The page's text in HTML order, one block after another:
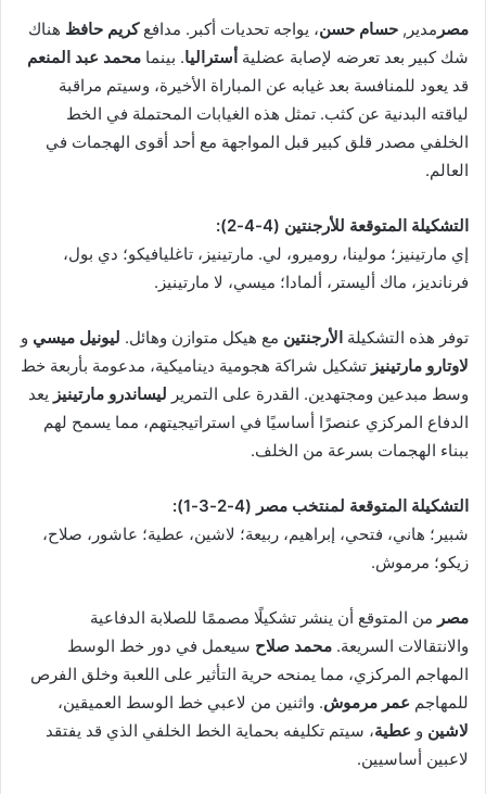
مصر مدير, حسام حسن، يواجه تحديات أكبر. مدافعكريم حافظ هناك
شك كبير بعد تعرضه لإصابة عضلية أستراليا. بينما محمد عبد المنعم
قد يعود للمنافسة بعد غيابه عن المباراة الأخيرة، وسيتم مراقبة
لياقته البدنية عن كثب. تمثل هذه الغيابات المحتملة في الخط
الخلفي مصدر قلق كبير قبل المواجهة مع أحد أقوى الهجمات في
العالم.
التشكيلة المتوقعة للأرجنتين (4-4-2):
إي مارتينيز؛ مولينا، روميرو، لي. مارتينيز، تاغليافيكو؛ دي بول،
فرنانديز، ماك أليستر، ألمادا؛ ميسي، لا مارتينيز.
توفر هذه التشكيلة الأرجنتين مع هيكل متوازن وهائل. ليونيل ميسي و
لاوتارو مارتينيز تشكيل شراكة هجومية ديناميكية، مدعومة بأربعة خط
وسط مبدعين ومجتهدين. القدرة على التمرير ليساندرو مارتينيز يعد
الدفاع المركزي عنصرًا أساسيًا في استراتيجيتهم، مما يسمح لهم
ببناء الهجمات بسرعة من الخلف.
التشكيلة المتوقعة لمنتخب مصر (4-2-3-1):
شبير؛ هاني، فتحي، إبراهيم، ربيعة؛ لاشين، عطية؛ عاشور، صلاح،
زيكو؛ مرموش.
مصر من المتوقع أن ينشر تشكيلًا مصممًا للصلابة الدفاعية
والانتقالات السريعة. محمد صلاح سيعمل في دور خط الوسط
المهاجم المركزي، مما يمنحه حرية التأثير على اللعبة وخلق الفرص
للمهاجم عمر مرموش. واثنين من لاعبي خط الوسط العميقين،
لاشين و عطية، سيتم تكليفه بحماية الخط الخلفي الذي قد يفتقد
لاعبين أساسيين.